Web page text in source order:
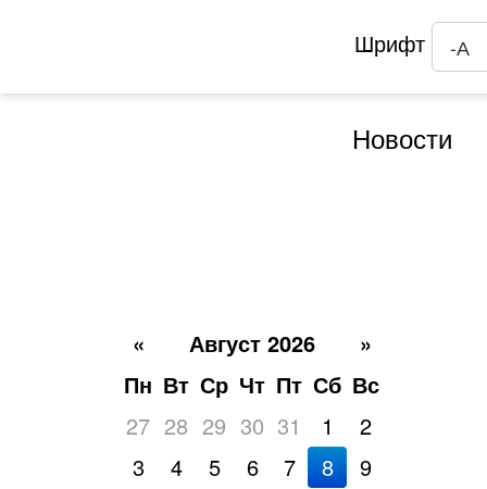
Шрифт -А
Новости
« Август 2026
»
Пн Вт Ср Чт Пт Сб Вс
27 28 29 30 31 1
2
3
4 5 6 7 8
9